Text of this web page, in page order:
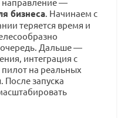
бизнеса . Начинаем с
теряется время и
очередь. Дальше —
интеграция с
на реальных
запуска